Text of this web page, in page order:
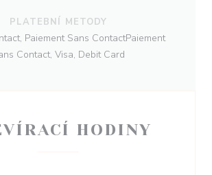
PLATEBNÍ METODY
Paiement Sans ContactPaiement
Contact, Visa, Debit Card
HODINY